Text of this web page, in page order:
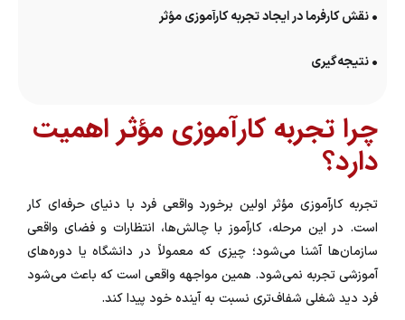
• نقش کارفرما در ایجاد تجربه کارآموزی مؤثر
• نتیجه‌گیری
چرا تجربه کارآموزی مؤثر اهمیت
دارد؟
تجربه کارآموزی مؤثر اولین برخورد واقعی فرد با دنیای حرفه‌ای کار
است. در این مرحله، کارآموز با چالش‌ها، انتظارات و فضای واقعی
سازمان‌ها آشنا می‌شود؛ چیزی که معمولاً در دانشگاه یا دوره‌های
آموزشی تجربه نمی‌شود. همین مواجهه واقعی است که باعث می‌شود
فرد دید شغلی شفاف‌تری نسبت به آینده خود پیدا کند.